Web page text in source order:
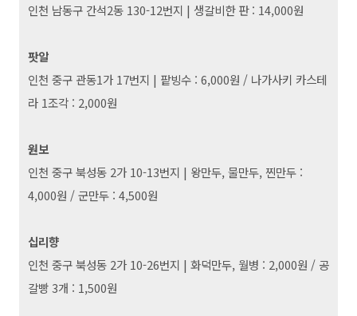
인천 남동구 간석2동 130-12번지 | 생갈비한 판 : 14,000원
팟알
인천 중구 관동1가 17번지 | 팥빙수 : 6,000원 / 나가사키 카스테
라 1조각 : 2,000원
원보
인천 중구 북성동 2가 10-13번지 | 왕만두, 물만두, 찐만두 :
4,000원 / 군만두 : 4,500원
십리향
인천 중구 북성동 2가 10-26번지 | 화덕만두, 월병 : 2,000원 / 공
갈빵 3개 : 1,500원